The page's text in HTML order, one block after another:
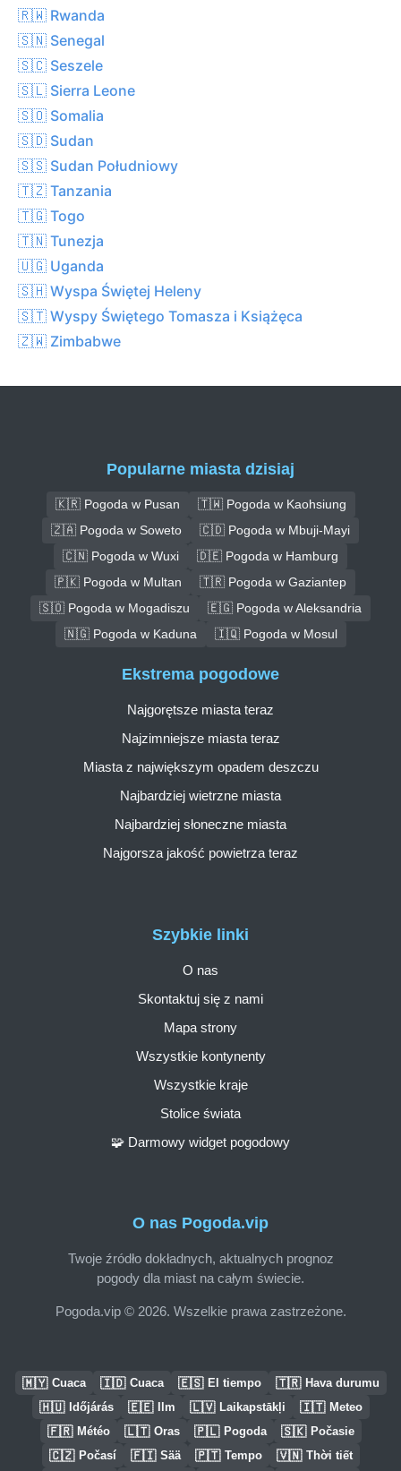
🇷🇼 Rwanda
🇸🇳 Senegal
🇸🇨 Seszele
🇸🇱 Sierra Leone
🇸🇴 Somalia
🇸🇩 Sudan
🇸🇸 Sudan Południowy
🇹🇿 Tanzania
🇹🇬 Togo
🇹🇳 Tunezja
🇺🇬 Uganda
🇸🇭 Wyspa Świętej Heleny
🇸🇹 Wyspy Świętego Tomasza i Książęca
🇿🇼 Zimbabwe
Popularne miasta dzisiaj
🇰🇷 Pogoda w Pusan
🇹🇼 Pogoda w Kaohsiung
🇿🇦 Pogoda w Soweto
🇨🇩 Pogoda w Mbuji-Mayi
🇨🇳 Pogoda w Wuxi
🇩🇪 Pogoda w Hamburg
🇵🇰 Pogoda w Multan
🇹🇷 Pogoda w Gaziantep
🇸🇴 Pogoda w Mogadiszu
🇪🇬 Pogoda w Aleksandria
🇳🇬 Pogoda w Kaduna
🇮🇶 Pogoda w Mosul
O nas Pogoda.vip
Twoje źródło dokładnych, aktualnych prognoz
pogody dla miast na całym świecie.
Pogoda.vip © 2026. Wszelkie prawa zastrzeżone.
Szybkie linki
O nas
Skontaktuj się z nami
Mapa strony
Wszystkie kontynenty
Wszystkie kraje
Stolice świata
🧩 Darmowy widget pogodowy
Ekstrema pogodowe
Najgorętsze miasta teraz
Najzimniejsze miasta teraz
Miasta z największym opadem deszczu
Najbardziej wietrzne miasta
Najbardziej słoneczne miasta
Najgorsza jakość powietrza teraz
🇲🇾 Cuaca 🇮🇩 Cuaca 🇪🇸 El tiempo 🇹🇷 Hava durumu
🇭🇺 Időjárás 🇪🇪 Ilm 🇱🇻 Laikapstākļi 🇮🇹 Meteo
🇫🇷 Météo 🇱🇹 Oras 🇵🇱 Pogoda 🇸🇰 Počasie
🇨🇿 Počasí 🇫🇮 Sää 🇵🇹 Tempo 🇻🇳 Thời tiết